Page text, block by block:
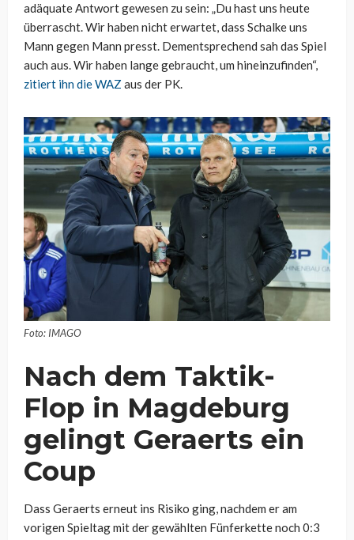
adäquate Antwort gewesen zu sein: „Du hast uns heute
überrascht. Wir haben nicht erwartet, dass Schalke uns
Mann gegen Mann presst. Dementsprechend sah das Spiel
auch aus. Wir haben lange gebraucht, um hineinzufinden“,
zitiert ihn die WAZ aus der PK.
Foto: IMAGO
Nach dem Taktik-
Flop in Magdeburg
gelingt Geraerts ein
Coup
Dass Geraerts erneut ins Risiko ging, nachdem er am
vorigen Spieltag mit der gewählten Fünferkette noch 0:3